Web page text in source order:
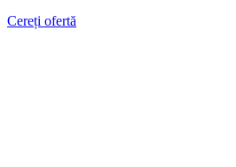
Cereți ofertă